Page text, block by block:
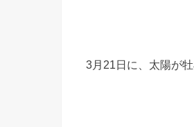
3月21日に、太陽が